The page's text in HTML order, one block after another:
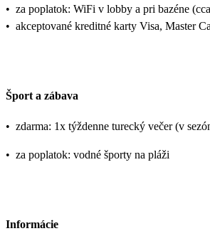
• za poplatok: WiFi v lobby a pri bazéne
• akceptované kreditné karty Visa, Master
Šport a zábava
• zdarma: 1x týždenne turecký večer (v
• za poplatok: vodné športy na pláži
Informácie